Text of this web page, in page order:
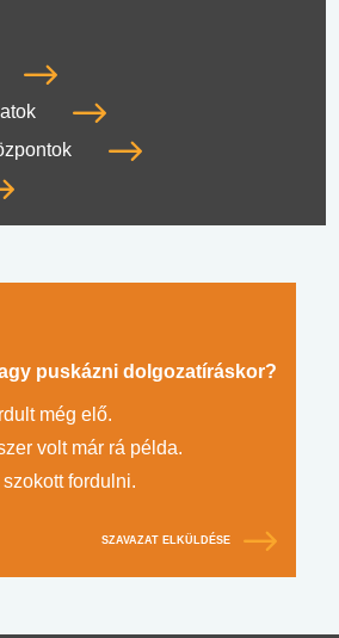
puskázni dolgozatíráskor?
még elő.
volt már rá példa.
fordulni.
SZAVAZAT ELKÜLDÉSE